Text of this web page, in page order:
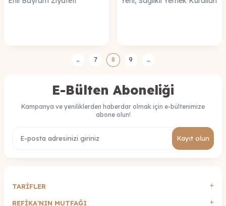
… 7 8 9 …
E-Bülten Aboneliği
Kampanya ve yeniliklerden haberdar olmak için e-bültenimize
abone olun!
Kayıt olun
TARİFLER
REFİKA'NIN MUTFAĞI